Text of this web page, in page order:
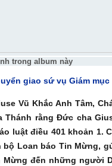
trong album này
giao sứ vụ Giám mục
Vũ Khắc Anh Tâm,
rằng Đức cha
luật điều 401 khoản 1.
Loan báo Tin Mừng,
đến những người